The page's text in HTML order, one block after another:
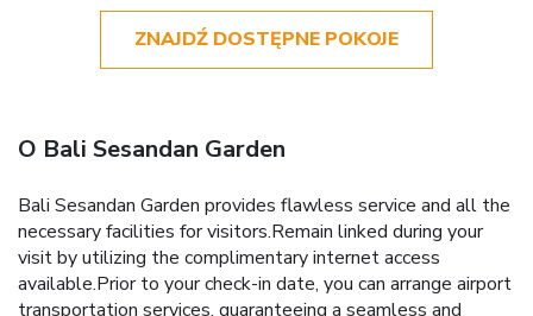
ZNAJDŹ DOSTĘPNE POKOJE
O Bali Sesandan Garden
Bali Sesandan Garden provides flawless service and all the
necessary facilities for visitors.Remain linked during your
visit by utilizing the complimentary internet access
available.Prior to your check-in date, you can arrange airport
transportation services, guaranteeing a seamless and